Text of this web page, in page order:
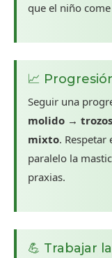
que el niño
📈
Seguir una
molido →
mixto.
paralelo la
praxias.
💪 Trabajar